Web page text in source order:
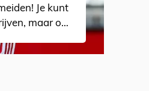
Je kunt
maar ook